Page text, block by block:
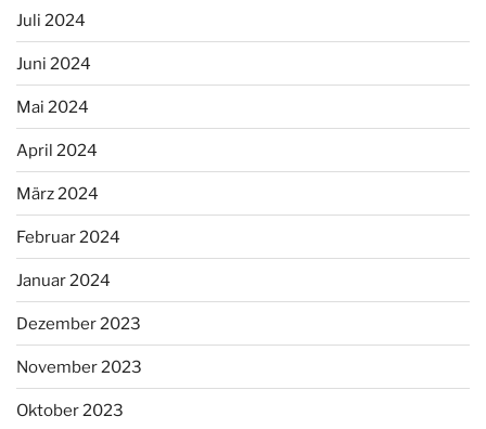
Juli 2024
Juni 2024
Mai 2024
April 2024
März 2024
Februar 2024
Januar 2024
Dezember 2023
November 2023
Oktober 2023